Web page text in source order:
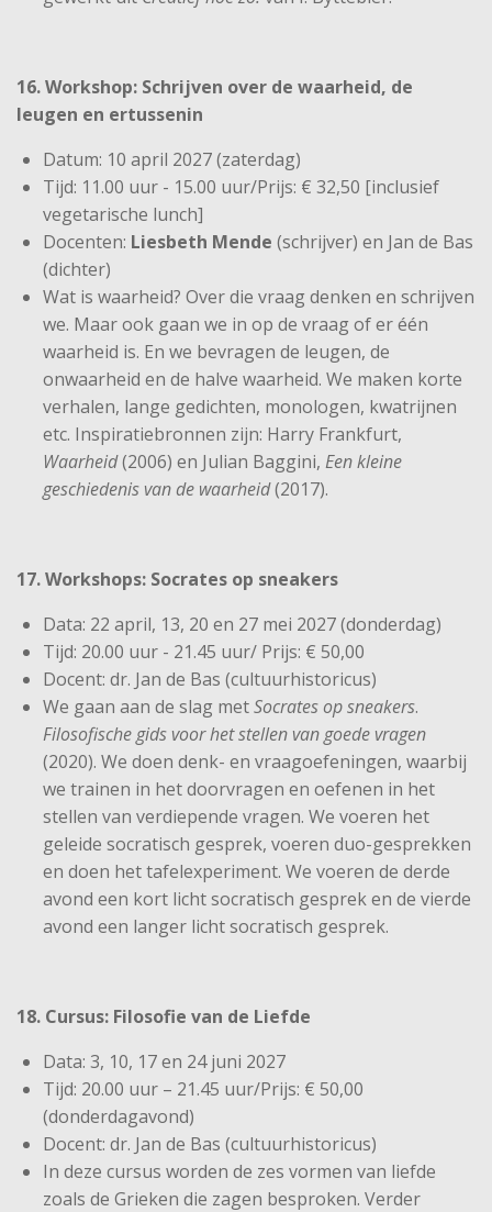
16. Workshop: Schrijven over de waarheid, de
leugen en ertussenin
Datum: 10 april 2027 (zaterdag)
Tijd: 11.00 uur - 15.00 uur/Prijs: € 32,50 [inclusief
vegetarische lunch]
Docenten: Liesbeth Mende (schrijver) en Jan de Bas
(dichter)
Wat is waarheid? Over die vraag denken en schrijven
we. Maar ook gaan we in op de vraag of er één
waarheid is. En we bevragen de leugen, de
onwaarheid en de halve waarheid. We maken korte
verhalen, lange gedichten, monologen, kwatrijnen
etc. Inspiratiebronnen zijn: Harry Frankfurt,
Waarheid(2006) en Julian Baggini, Een kleine
geschiedenis van de waarheid(2017).
17. Workshops: Socrates op sneakers
Data: 22 april, 13, 20 en 27 mei 2027 (donderdag)
Tijd: 20.00 uur - 21.45 uur/ Prijs: € 50,00
Docent: dr. Jan de Bas (cultuurhistoricus)
We gaan aan de slag metSocrates op sneakers.
Filosofische gids voor het stellen van goede vragen
(2020). We doen denk- en vraagoefeningen, waarbij
we trainen in het doorvragen en oefenen in het
stellen van verdiepende vragen. We voeren het
geleide socratisch gesprek, voeren duo-gesprekken
en doen het tafelexperiment. We voeren de derde
avond een kort licht socratisch gesprek en de vierde
avond een langer licht socratisch gesprek.
18. Cursus: Filosofie van de Liefde
Data: 3, 10, 17 en 24 juni 2027
Tijd: 20.00 uur – 21.45 uur/Prijs: € 50,00
(donderdagavond)
Docent: dr. Jan de Bas (cultuurhistoricus)
In deze cursus worden de zes vormen van liefde
zoals de Grieken die zagen besproken. Verder